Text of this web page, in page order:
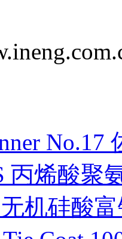
No.17
丙烯酸聚
机硅酸